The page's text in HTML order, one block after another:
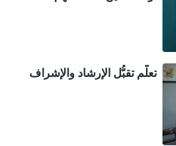
شركة معهم عن حالتي؟ ألن
أصبحت أنا نفسي سلبية، فكيف
ألا أقول شيئًا،
وأحل المشكلة بنفسي". لذا كبتُّ
أمام الإخوة
بالكلام أمامهم.
تعلُّم تقبُّل الإرشاد والإشراف